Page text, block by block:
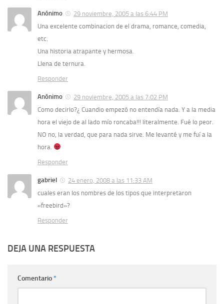
Anónimo
29 noviembre, 2005 a las 6:44 PM
Una excelente combinacion de el drama, romance, comedia,
etc.
Una historia atrapante y hermosa.
Llena de ternura.
Responder
Anónimo
29 noviembre, 2005 a las 7:02 PM
Como decirlo?¿ Cuandio empezó no entendía nada. Y a la media
hora el viejo de al lado mío roncaba!!! literalmente. Fué lo peor.
NO no, la verdad, que para nada sirve. Me levanté y me fuí a la
hora.
Responder
gabriel
24 enero, 2008 a las 11:33 AM
cuales eran los nombres de los tipos que interpretaron
«freebird»?
Responder
DEJA UNA RESPUESTA
Comentario*